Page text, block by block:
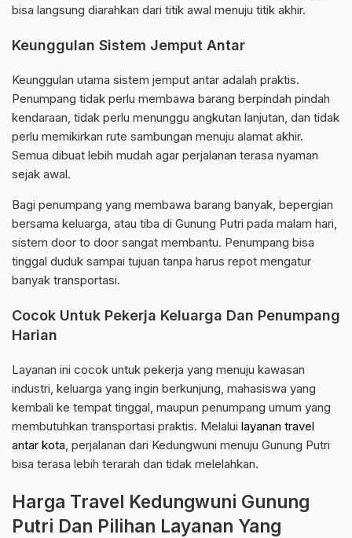
bisa langsung diarahkan dari titik awal menuju titik akhir.
Keunggulan Sistem Jemput Antar
Keunggulan utama sistem jemput antar adalah praktis.
Penumpang tidak perlu membawa barang berpindah pindah
kendaraan, tidak perlu menunggu angkutan lanjutan, dan tidak
perlu memikirkan rute sambungan menuju alamat akhir.
Semua dibuat lebih mudah agar perjalanan terasa nyaman
sejak awal.
Bagi penumpang yang membawa barang banyak, bepergian
bersama keluarga, atau tiba di Gunung Putri pada malam hari,
sistem door to door sangat membantu. Penumpang bisa
tinggal duduk sampai tujuan tanpa harus repot mengatur
banyak transportasi.
Cocok Untuk Pekerja Keluarga Dan Penumpang
Harian
Layanan ini cocok untuk pekerja yang menuju kawasan
industri, keluarga yang ingin berkunjung, mahasiswa yang
kembali ke tempat tinggal, maupun penumpang umum yang
membutuhkan transportasi praktis. Melalui layanan travel
antar kota, perjalanan dari Kedungwuni menuju Gunung Putri
bisa terasa lebih terarah dan tidak melelahkan.
Harga Travel Kedungwuni Gunung
Putri Dan Pilihan Layanan Yang